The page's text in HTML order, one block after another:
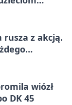
rusza z akcją.
wiózł
DK 45